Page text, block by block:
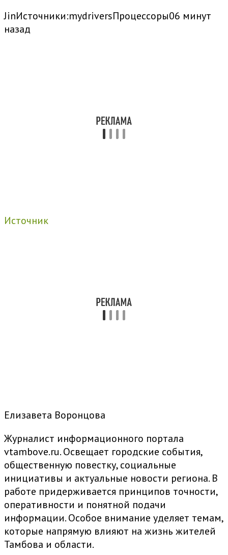
JinИсточники:mydriversПроцессоры06 минут
назад
Источник
Елизавета Воронцова
Журналист информационного портала
vtambove.ru. Освещает городские события,
общественную повестку, социальные
инициативы и актуальные новости региона. В
работе придерживается принципов точности,
оперативности и понятной подачи
информации. Особое внимание уделяет темам,
которые напрямую влияют на жизнь жителей
Тамбова и области.